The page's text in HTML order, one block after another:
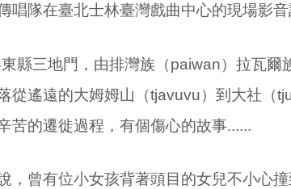
唱隊在臺北士林臺灣戲曲中心的現場影音
縣三地門，由排灣族（paiwan）拉瓦爾
從遙遠的大姆姆山（tjavuvu）到大社（
苦的遷徙過程，有個傷心的故事......
，曾有位小女孩背著頭目的女兒不小心